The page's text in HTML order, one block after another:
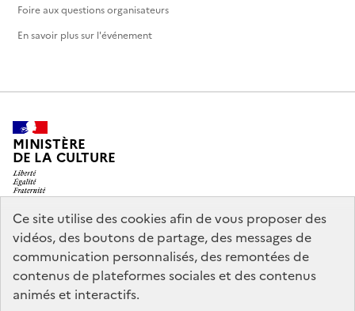
Ce site utilise des cookies afin de vous proposer des
vidéos, des boutons de partage, des messages de
communication personnalisés, des remontées de
contenus de plateformes sociales et des contenus
animés et interactifs.
Foire aux questions organisateurs
En savoir plus sur l'événement
MINISTÈRE
DE LA CULTURE
legifrance.gouv.fr
info.gouv.fr
service-public.gouv.fr
data.gouv.fr